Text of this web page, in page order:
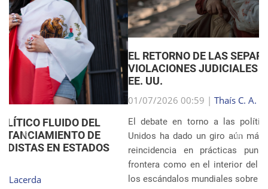
EL RETORNO DE LAS SEPARACIONES FAMILIARES:
VIOLACIONES JUDICIALES EN LA INMIGRACIÓN DE
EE. UU.
01/07/2026 00:59 | Thaís C. A. Lacerda
El debate en torno a las políticas migratorias de Estados
Unidos ha dado un giro aún más dramático tras revelarse la
reincidencia en prácticas punitivas severas, tanto en la
frontera como en el interior del país. Ocho años después de
los escándalos mundiales sobre la separación sistem�...
Anterior